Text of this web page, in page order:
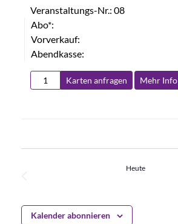
Veranstaltungs-Nr.: 08
Abo*:
Vorverkauf:
Abendkasse:
Karten anfragen Mehr Info
Heute
Kalender abonnieren